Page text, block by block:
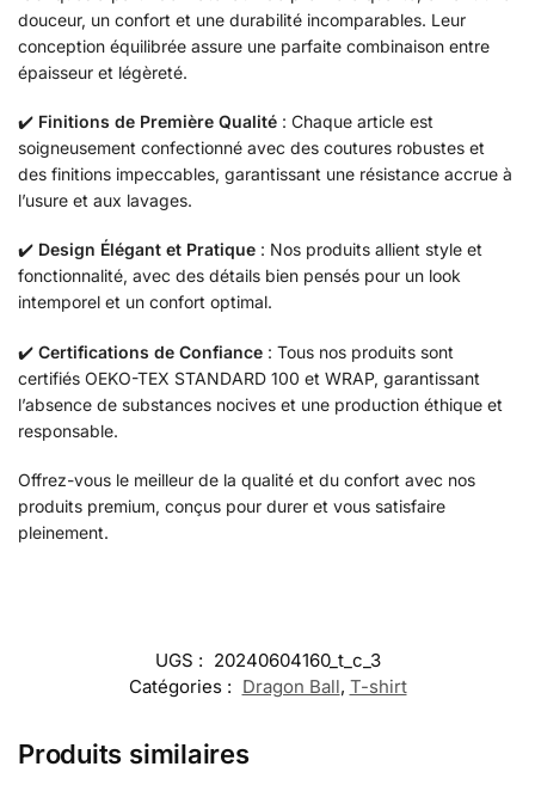
douceur, un confort et une durabilité incomparables. Leur
conception équilibrée assure une parfaite combinaison entre
épaisseur et légèreté.
✔️ Finitions de Première Qualité : Chaque article est
soigneusement confectionné avec des coutures robustes et
des finitions impeccables, garantissant une résistance accrue à
l’usure et aux lavages.
✔️ Design Élégant et Pratique : Nos produits allient style et
fonctionnalité, avec des détails bien pensés pour un look
intemporel et un confort optimal.
✔️ Certifications de Confiance : Tous nos produits sont
certifiés OEKO-TEX STANDARD 100 et WRAP, garantissant
l’absence de substances nocives et une production éthique et
responsable.
Offrez-vous le meilleur de la qualité et du confort avec nos
produits premium, conçus pour durer et vous satisfaire
pleinement.
UGS : 20240604160_t_c_3
Catégories : Dragon Ball, T-shirt
Produits similaires